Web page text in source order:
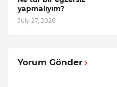
yapmalıyım?
July 27, 2026
Yorum Gönder